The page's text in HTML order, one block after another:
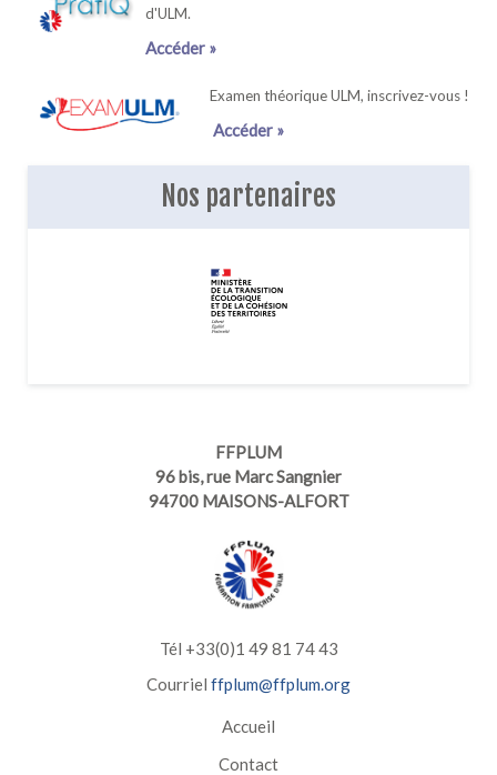
d'ULM.
Accéder »
Examen théorique ULM, inscrivez-vous !
Accéder »
Nos partenaires
FFPLUM
96 bis, rue Marc Sangnier
94700 MAISONS-ALFORT
Tél +33(0)1 49 81 74 43
Courriel ffplum@ffplum.org
Accueil
Contact